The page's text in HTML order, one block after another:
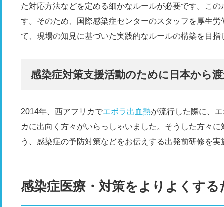
た対応方法などを定める細かなルールが必要です。こ
す。そのため、国際感染症センターのスタッフを厚生
て、現場の知見に基づいた実践的なルールの構築を目指
感染症対策支援活動のために日本から
2014年、西アフリカでエボラ出血熱が流行した際に、
カに出向く方々がいらっしゃいました。そうした方々
う、感染症の予防対策などをお伝えする出発前研修を実
感染症医療・対策をよりよくす